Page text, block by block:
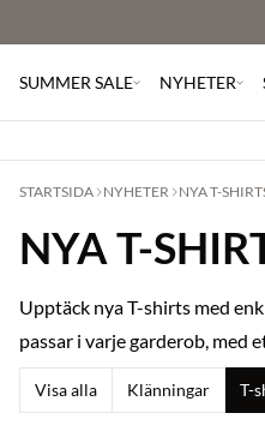
SUMMER SALE NYHETER
STARTSIDA NYHETER NYA T-
NYA T-
Upptäck nya T-shirts med
passar i varje garderob, med
Visa alla Klänningar T-